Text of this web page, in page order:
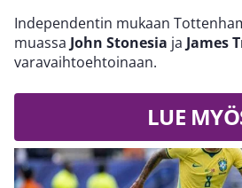
Independentin mukaan
muassa John Stonesia ja James
varavaihtoehtoinaan.
LUE